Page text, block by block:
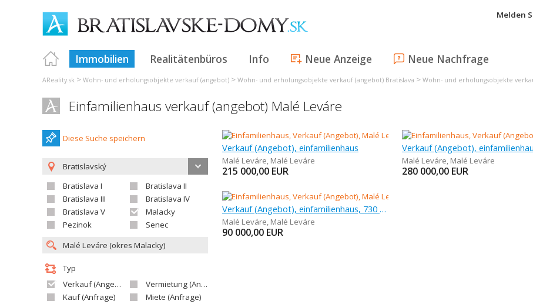
Melden
Immobilien Realitätenbüros Info Neue Anzeige Neue Nachfrage
AReality.sk > Wohn- und erholungsobjekte verkauf (angebot) > Wohn- und erholungsobjekte verkauf (angebot) Bratislava > Wohn- und erholungsobjekte
Einfamilienhaus verkauf (angebot) Malé Leváre
Diese Suche speichern
Bratislavský
Bratislava I
Bratislava II
Bratislava III
Bratislava IV
Bratislava V
Malacky
Pezinok
Senec
Typ
Verkauf (Angebot)
Vermietung (Angebot)
Kauf (Anfrage)
Miete (Anfrage)
Verkauf (Angebot), einfamilienhaus
Malé Leváre, Malé Leváre
215 000,00 EUR
Verkauf (Angebot),
Malé Leváre, Malé Leváre
280 000,00 EUR
Verkauf (Angebot), einfamilienhaus, 730 m
Malé Leváre, Malé Leváre
90 000,00 EUR